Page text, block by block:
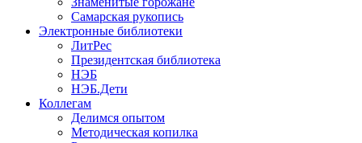
Самарская рукопись
Электронные библиотеки
ЛитРес
Президентская библиотека
НЭБ
НЭБ.Дети
Коллегам
Делимся опытом
Методическая копилка